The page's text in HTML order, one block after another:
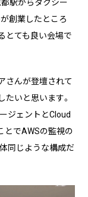
駅からタクシー
創業したところ
とても良い会場で
さんが登壇されて
たいと思います。
ジェントとCloud
とでAWSの監視の
同じような構成だ